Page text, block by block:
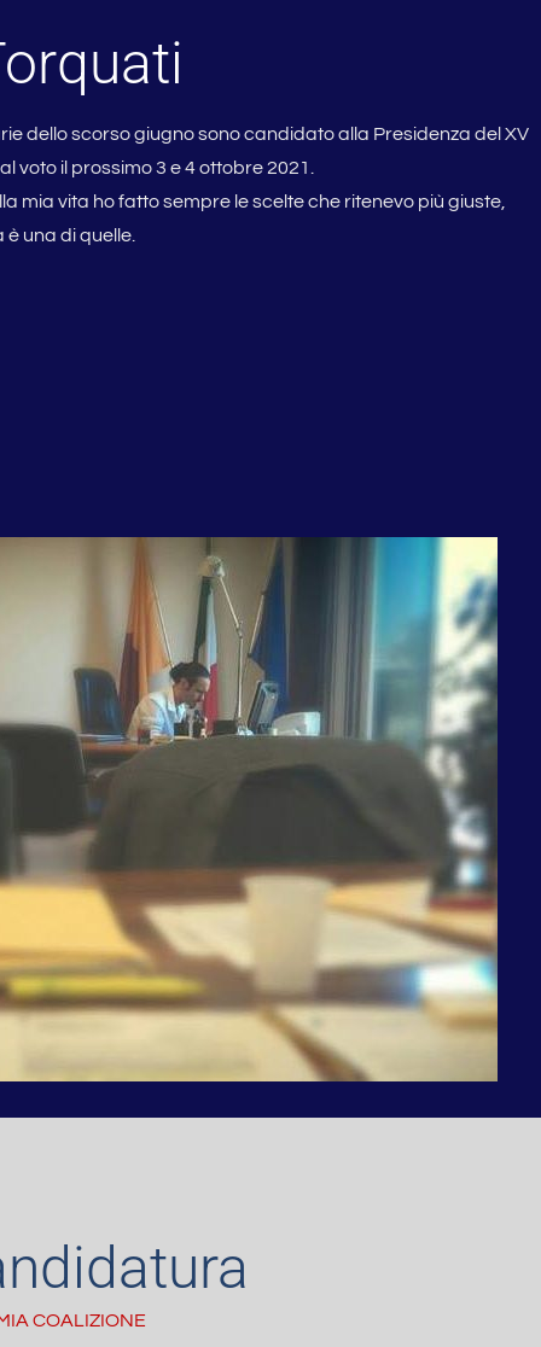
dello scorso giugno sono candidato alla Presidenza del XV
voto il prossimo 3 e 4 ottobre 2021.
mia vita ho fatto sempre le scelte che ritenevo più giuste,
è una di quelle.
COALIZIONE